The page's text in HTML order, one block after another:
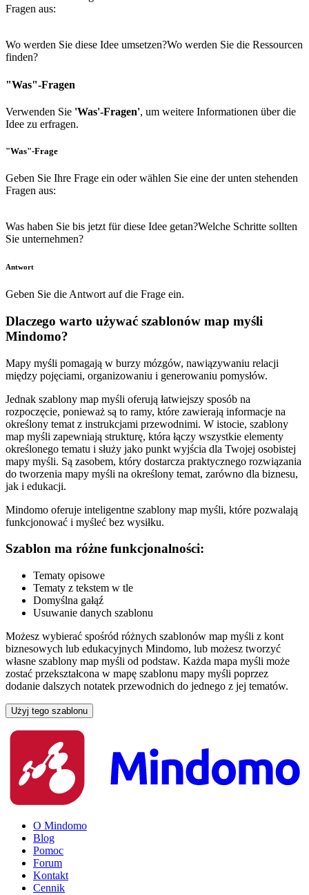
Fragen aus:
Wo werden Sie diese Idee umsetzen?Wo werden Sie die Ressourcen
finden?
"Was"-Fragen
Verwenden Sie 'Was'-Fragen', um weitere Informationen über die
Idee zu erfragen.
"Was"-Frage
Geben Sie Ihre Frage ein oder wählen Sie eine der unten stehenden
Fragen aus:
Was haben Sie bis jetzt für diese Idee getan?Welche Schritte sollten
Sie unternehmen?
Antwort
Geben Sie die Antwort auf die Frage ein.
Dlaczego warto używać szablonów map myśli
Mindomo?
Mapy myśli pomagają w burzy mózgów, nawiązywaniu relacji
między pojęciami, organizowaniu i generowaniu pomysłów.
Jednak szablony map myśli oferują łatwiejszy sposób na
rozpoczęcie, ponieważ są to ramy, które zawierają informacje na
określony temat z instrukcjami przewodnimi. W istocie, szablony
map myśli zapewniają strukturę, która łączy wszystkie elementy
określonego tematu i służy jako punkt wyjścia dla Twojej osobistej
mapy myśli. Są zasobem, który dostarcza praktycznego rozwiązania
do tworzenia mapy myśli na określony temat, zarówno dla biznesu,
jak i edukacji.
Mindomo oferuje inteligentne szablony map myśli, które pozwalają
funkcjonować i myśleć bez wysiłku.
Szablon ma różne funkcjonalności:
Tematy opisowe
Tematy z tekstem w tle
Domyślna gałąź
Usuwanie danych szablonu
Możesz wybierać spośród różnych szablonów map myśli z kont
biznesowych lub edukacyjnych Mindomo, lub możesz tworzyć
własne szablony map myśli od podstaw. Każda mapa myśli może
zostać przekształcona w mapę szablonu mapy myśli poprzez
dodanie dalszych notatek przewodnich do jednego z jej tematów.
Użyj tego szablonu
O Mindomo
Blog
Pomoc
Forum
Kontakt
Cennik